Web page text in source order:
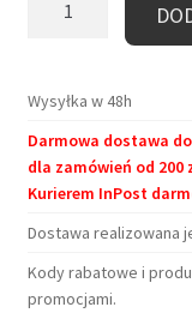
Kapibarowy
Czarodziej
Wysyłka w 48h
Darmowa dostawa do
dla zamówień od 200
Kurierem InPost
Dostawa realizowana
Kody rabatowe i
promocjami.